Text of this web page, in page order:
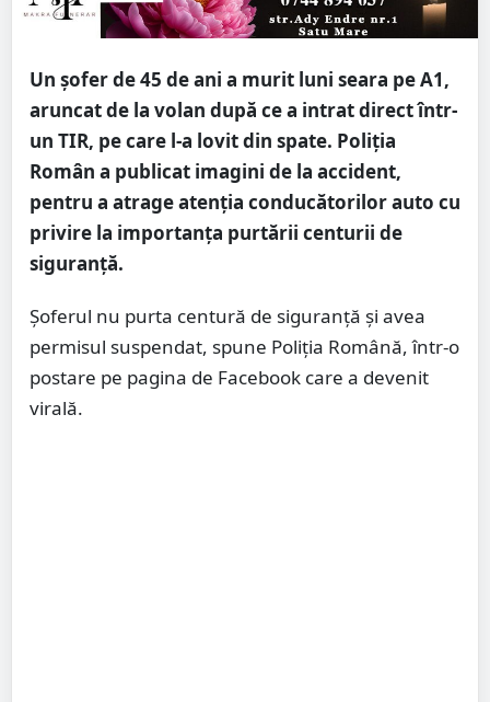
Un șofer de 45 de ani a murit luni seara pe A1,
aruncat de la volan după ce a intrat direct într-
un TIR, pe care l-a lovit din spate. Poliția
Român a publicat imagini de la accident,
pentru a atrage atenția conducătorilor auto cu
privire la importanța purtării centurii de
siguranță.
Șoferul nu purta centură de siguranță și avea
permisul suspendat, spune Poliția Română, într-o
postare pe pagina de Facebook care a devenit
virală.